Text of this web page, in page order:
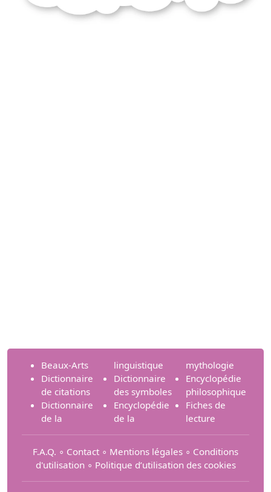
cîteaux créée mars 1098
Beaux-Arts
Dictionnaire
de citations
Dictionnaire
de la
linguistique
Dictionnaire
des symboles
Encyclopédie
de la
mythologie
Encyclopédie
philosophique
Fiches de
lecture
F.A.Q. ∘ Contact ∘ Mentions légales ∘ Conditions
d'utilisation ∘ Politique d’utilisation des cookies